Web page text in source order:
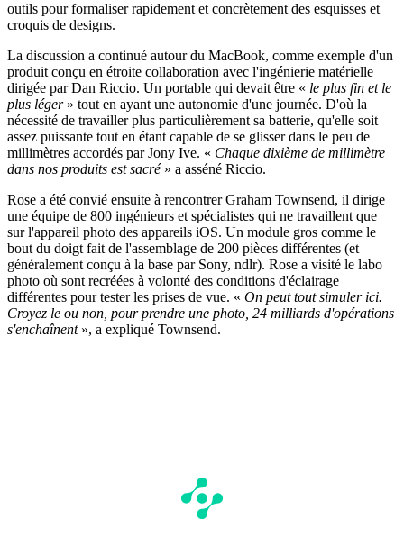
outils pour formaliser rapidement et concrètement des esquisses et
croquis de designs.
La discussion a continué autour du MacBook, comme exemple d'un
produit conçu en étroite collaboration avec l'ingénierie matérielle
dirigée par Dan Riccio. Un portable qui devait être « le plus fin et le
plus léger» tout en ayant une autonomie d'une journée. D'où la
nécessité de travailler plus particulièrement sa batterie, qu'elle soit
assez puissante tout en étant capable de se glisser dans le peu de
millimètres accordés par Jony Ive. « Chaque dixième de millimètre
dans nos produits est sacré» a asséné Riccio.
Rose a été convié ensuite à rencontrer Graham Townsend, il dirige
une équipe de 800 ingénieurs et spécialistes qui ne travaillent que
sur l'appareil photo des appareils iOS. Un module gros comme le
bout du doigt fait de l'assemblage de 200 pièces différentes (et
généralement conçu à la base par Sony, ndlr). Rose a visité le labo
photo où sont recréées à volonté des conditions d'éclairage
différentes pour tester les prises de vue. « On peut tout simuler ici.
Croyez le ou non, pour prendre une photo, 24 milliards d'opérations
s'enchaînent», a expliqué Townsend.